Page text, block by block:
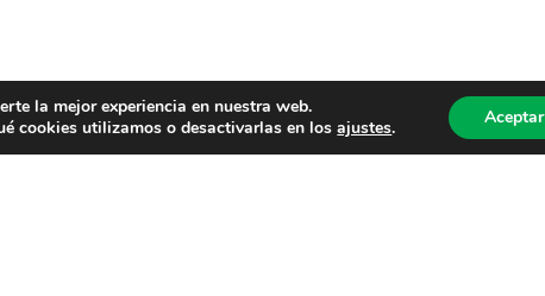
la mejor experiencia en nuestra web.
cookies utilizamos o desactivarlas en losajustes. Aceptar